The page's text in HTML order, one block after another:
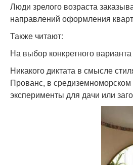
Люди зрелого возраста
направлений оформления
Также читают:
На выбор конкретного
Никакого диктата в смысле
Прованс, в средиземноморском
эксперименты для дачи или